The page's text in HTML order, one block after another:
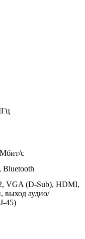
Мбит/c
Bluetooth
VGA (D-Sub), HDMI,
выход аудио/
45)